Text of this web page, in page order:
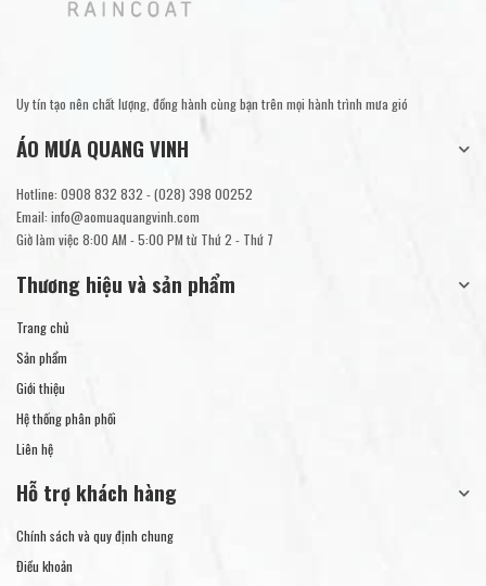
Uy tín tạo nên chất lượng, đồng hành cùng bạn trên mọi hành trình mưa gió
ÁO MƯA QUANG VINH
Hotline: 0908 832 832 -(028) 398 00252
Email: info@aomuaquangvinh.com
Giờ làm việc 8:00 AM - 5:00 PM từ Thứ 2 - Thứ 7
Thương hiệu và sản phẩm
Trang chủ
Sản phẩm
Giới thiệu
Hệ thống phân phối
Liên hệ
Hỗ trợ khách hàng
Chính sách và quy định chung
Điều khoản